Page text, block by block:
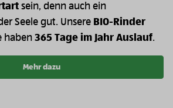
sein, denn auch ein
Seele gut. Unsere BIO-Rinder
haben 365 Tage im Jahr Auslauf.
Mehr dazu